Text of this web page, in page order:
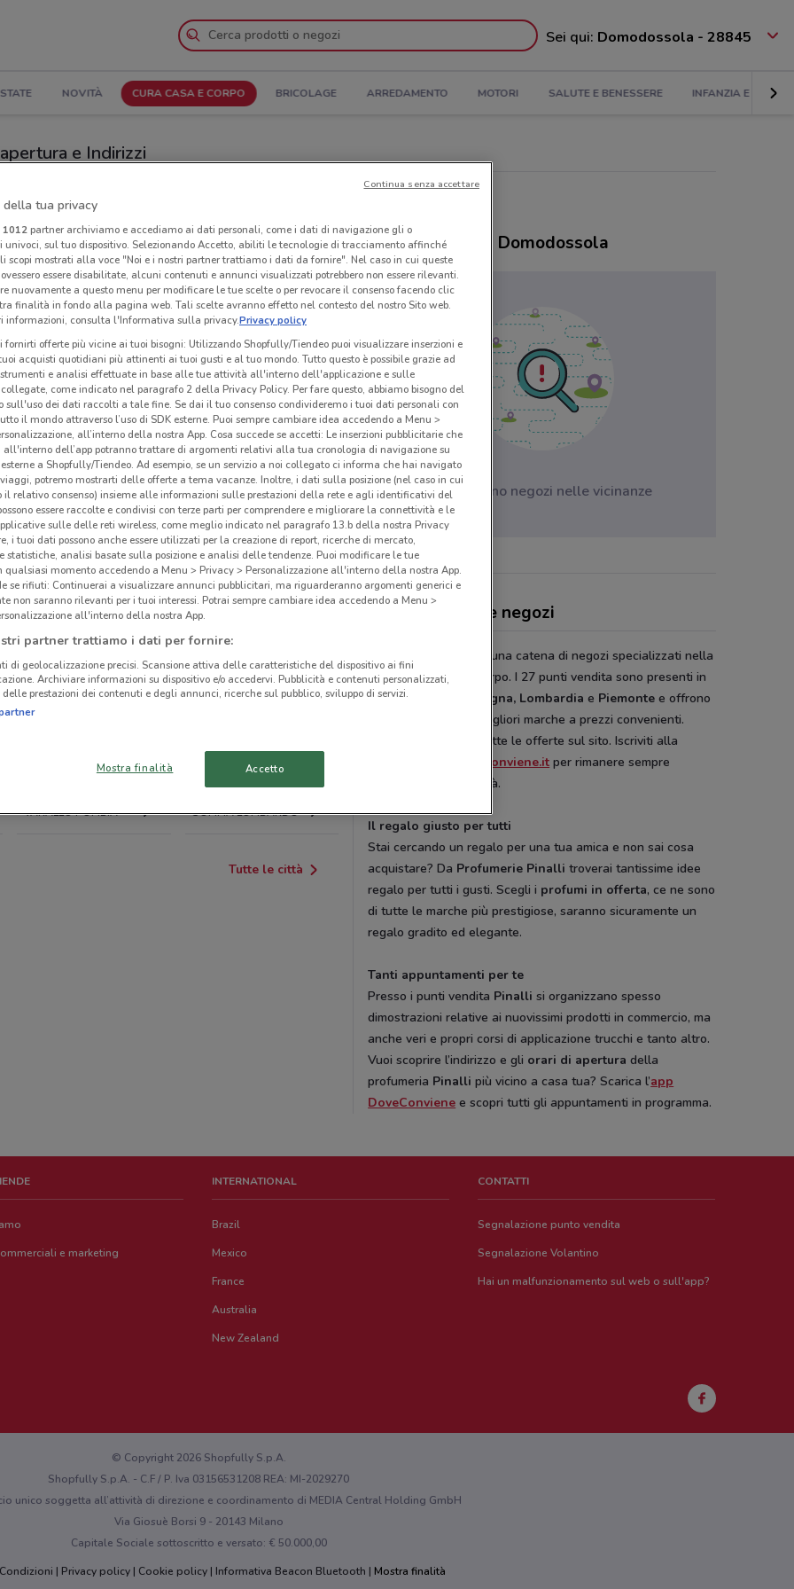
Sei qui: Domodossola - 28845
NOVITÀ CURA CASA E CORPO BRICOLAGE ARREDAMENTO MOTORI SALUTE E BENESSERE INFANZIA E GIOCHI
e Indirizzi
volantini nella tua zona. Riprova più tardi.
VERBANIA LUINO
SOPRA TICINO
VARALLO POMBIA SOMMA LOMBARDO
Tutte le città
Negozi Pinalli a Domodossola
Non ci sono negozi nelle vicinanze
Pinalli, offerte e negozi
è una catena di negozi specializzati nella
cosmesi e cura del corpo. I 27 punti vendita sono presenti in
Liguria, Emilia Romagna, Lombardia e Piemontee offrono
tutti i prodotti delle migliori marche a prezzi convenienti.
Scopri il catalogo e tutte le offerte sul sito. Iscriviti alla
newsletter di DoveConviene.it per rimanere sempre
aggiornato sulle novità.
Il regalo giusto per tutti
Stai cercando un regalo per una tua amica e non sai cosa
acquistare? Da Profumerie Pinalli troverai tantissime idee
regalo per tutti i gusti. Scegli i profumi in offerta, ce ne sono
di tutte le marche più prestigiose, saranno sicuramente un
regalo gradito ed elegante.
Tanti appuntamenti per te
Presso i punti vendita Pinallisi organizzano spesso
dimostrazioni relative ai nuovissimi prodotti in commercio, ma
anche veri e propri corsi di applicazione trucchi e tanto altro.
Vuoi scoprire l’indirizzo e gli orari di apertura della
profumeria Pinalli più vicino a casa tua? Scarica l’app
DoveConviene e scopri tutti gli appuntamenti in programma.
e marketing
INTERNATIONAL
Brazil
Mexico
France
Australia
New Zealand
CONTATTI
Segnalazione punto vendita
Segnalazione Volantino
Hai un malfunzionamento sul web o sull'app?
© Copyright 2026 Shopfully S.p.A.
Shopfully S.p.A. - C.F / P. Iva 03156531208 REA: MI-2029270
unico soggetta all’attività di direzione e coordinamento di MEDIA Central Holding GmbH
Via Giosuè Borsi 9 - 20143 Milano
Capitale Sociale sottoscritto e versato: € 50.000,00
Privacy policy Cookie policy Informativa Beacon Bluetooth Mostra finalità
della tua privacy
1012partner archiviamo e accediamo ai dati personali, come i dati di navigazione gli o
sul tuo dispositivo. Selezionando Accetto, abiliti le tecnologie di tracciamento affinché
scopi mostrati alla voce "Noi e i nostri partner trattiamo i dati da fornire". Nel caso in cui queste
essere disabilitate, alcuni contenuti e annunci visualizzati potrebbero non essere rilevanti.
nuovamente a questo menu per modificare le tue scelte o per revocare il consenso facendo clic
finalità in fondo alla pagina web. Tali scelte avranno effetto nel contesto del nostro Sito web.
informazioni, consulta l'Informativa sulla privacy.Privacy policy
fornirti offerte più vicine ai tuoi bisogni: Utilizzando Shopfully/Tiendeo puoi visualizzare inserzioni e
acquisti quotidiani più attinenti ai tuoi gusti e al tuo mondo. Tutto questo è possibile grazie ad
e analisi effettuate in base alle tue attività all'interno dell'applicazione e sulle
come indicato nel paragrafo 2 della Privacy Policy. Per fare questo, abbiamo bisogno del
sull'uso dei dati raccolti a tale fine. Se dai il tuo consenso condivideremo i tuoi dati personali con
il mondo attraverso l’uso di SDK esterne. Puoi sempre cambiare idea accedendo a Menu >
all’interno della nostra App. Cosa succede se accetti: Le inserzioni pubblicitarie che
all'interno dell’app potranno trattare di argomenti relativi alla tua cronologia di navigazione su
a Shopfully/Tiendeo. Ad esempio, se un servizio a noi collegato ci informa che hai navigato
potremo mostrarti delle offerte a tema vacanze. Inoltre, i dati sulla posizione (nel caso in cui
il relativo consenso) insieme alle informazioni sulle prestazioni della rete e agli identificativi del
essere raccolte e condivisi con terze parti per comprendere e migliorare la connettività e le
sulle delle reti wireless, come meglio indicato nel paragrafo 13.b della nostra Privacy
i tuoi dati possono anche essere utilizzati per la creazione di report, ricerche di mercato,
statistiche, analisi basate sulla posizione e analisi delle tendenze. Puoi modificare le tue
qualsiasi momento accedendo a Menu > Privacy > Personalizzazione all'interno della nostra App.
se rifiuti: Continuerai a visualizzare annunci pubblicitari, ma riguarderanno argomenti generici e
non saranno rilevanti per i tuoi interessi. Potrai sempre cambiare idea accedendo a Menu >
all'interno della nostra App.
partner trattiamo i dati per fornire:
di geolocalizzazione precisi. Scansione attiva delle caratteristiche del dispositivo ai fini
Archiviare informazioni su dispositivo e/o accedervi. Pubblicità e contenuti personalizzati,
prestazioni dei contenuti e degli annunci, ricerche sul pubblico, sviluppo di servizi.
Mostra finalità Accetto
Continua senza accettare